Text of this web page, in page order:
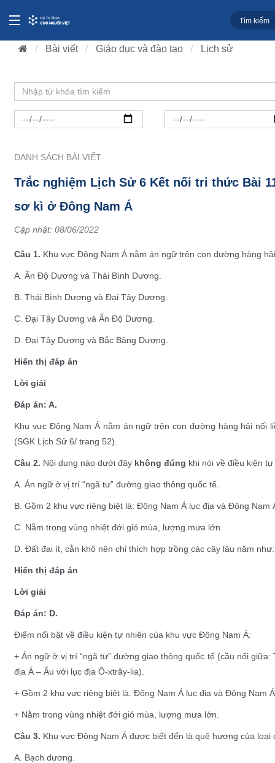
Bài viết Giáo dục và đào tạo Lịch sử
DANH SÁCH BÀI VIẾT
Trắc nghiệm Lịch Sử 6 Kết nối tri thức Bài
sơ kì ở Đông Nam Á
Cập nhật: 08/06/2022
Câu 1. Khu vực Đông Nam Á nằm án ngữ trên con đường hàng
A. Ấn Độ Dương và Thái Bình Dương.
B. Thái Bình Dương và Đại Tây Dương.
C. Đại Tây Dương và Ấn Độ Dương.
D. Đại Tây Dương và Bắc Băng Dương.
Hiển thị đáp án
Lời giải
Đáp án: A.
Khu vực Đông Nam Á nằm án ngữ trên con đường hàng hải nối
(SGK Lịch Sử 6/ trang 52).
Câu 2. Nội dung nào dưới đây không đúng khi nói về điều kiện
A. Án ngữ ở vị trí “ngã tư” đường giao thông quốc tế.
B. Gồm 2 khu vực riêng biệt là: Đông Nam Á lục địa và Đông Nam
C. Nằm trong vùng nhiệt đới gió mùa, lượng mưa lớn.
D. Đất đai ít, cằn khô nên chỉ thích hợp trồng các cây lâu năm
Hiển thị đáp án
Lời giải
Đáp án: D.
Điểm nổi bật về điều kiện tự nhiên của khu vực Đông Nam Á:
+ Án ngữ ở vị trí “ngã tư” đường giao thông quốc tế (cầu nối
địa Á – Âu với lục địa Ô-xtrây-lia).
+ Gồm 2 khu vực riêng biệt là: Đông Nam Á lục địa và Đông Nam
+ Nằm trong vùng nhiệt đới gió mùa, lượng mưa lớn.
Câu 3. Khu vực Đông Nam Á được biết đến là quê hương của loại
A. Bạch dương.